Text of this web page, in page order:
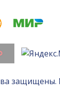
защищены.